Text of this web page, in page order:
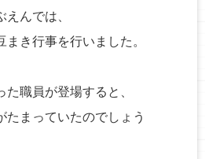
んでは、
まき行事を行いました。
職員が登場すると、
たまっていたのでしょう